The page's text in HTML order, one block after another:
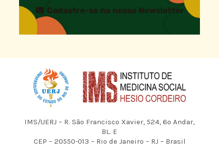
Cadastre-se na nossa Newsletter
IMS/UERJ – R. São Francisco Xavier, 524, 6º Andar,
BL. E
CEP – 20550-013 – Rio de Janeiro – RJ – Brasil